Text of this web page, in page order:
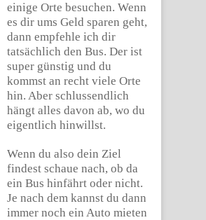
einige Orte besuchen. Wenn
es dir ums Geld sparen geht,
dann empfehle ich dir
tatsächlich den Bus. Der ist
super günstig und du
kommst an recht viele Orte
hin. Aber schlussendlich
hängt alles davon ab, wo du
eigentlich hinwillst.
Wenn du also dein Ziel
findest schaue nach, ob da
ein Bus hinfährt oder nicht.
Je nach dem kannst du dann
immer noch ein Auto mieten